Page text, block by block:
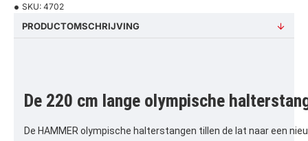
SKU: 4702
PRODUCTOMSCHRIJVING
De 220 cm lange olympische
De HAMMER olympische halterstangen tillen de lat naar een